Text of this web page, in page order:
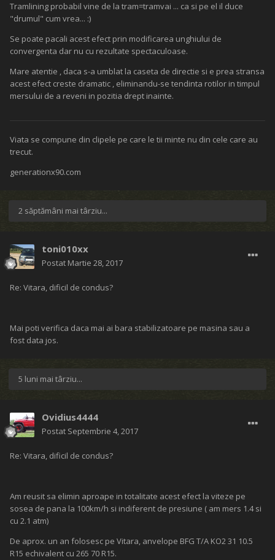
Tramlining probabil vine de la tram=tramvai ... ca si pe el il duce
"drumul" cum vrea... :)
Se poate pacali acest efect prin modificarea unghiului de
convergenta dar nu cu rezultate spectaculoase.
Mare atentie , daca s-a umblat la caseta de directie si e prea stransa
acest efect creste dramatic , eliminandu-se tendinta rotilor in timpul
mersului de a reveni in pozitia drept inainte.
Viata se compune din clipele pe care le tii minte nu din cele care au
trecut.
generationx90.com
2 săptămâni mai târziu...
toni010xx
Postat Martie 28, 2017
Re: Vitara, dificil de condus?
Mai poti verifica daca mai ai bara stabilizatoare pe masina sau a
fost data jos.
5 luni mai târziu...
Ovidius4444
Postat Septembrie 4, 2017
Re: Vitara, dificil de condus?
Am reusit sa elimin aproape in totalitate acest efect la viteze pe
sosea de pana la 100km/h si indiferent de presiune ( am mers 1.4 si
cu 2.1 atm)
De aprox. un an folosesc pe Vitara, anvelope BFG T/A KO2 31 10.5
R15 echivalent cu 265 70 R15.